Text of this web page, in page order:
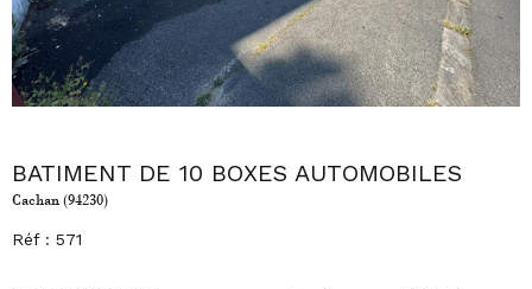
BATIMENT DE 10 BOXES AUTOMOBILES
Cachan (94230)
Réf : 571